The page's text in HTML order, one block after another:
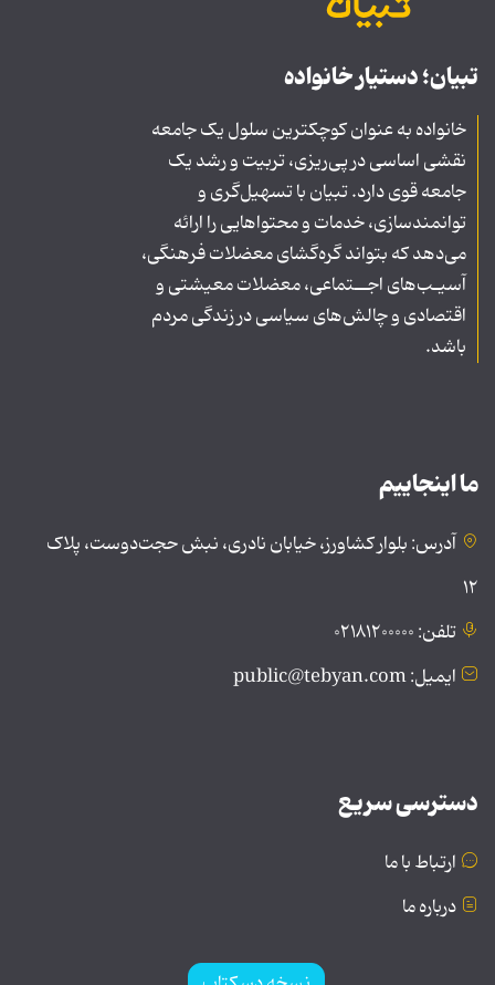
تبیان؛ دستیار خانواده
خانواده به عنوان کوچکترین سلول یک جامعه
نقشی اساسی در پی‌ریزی، تربیت و رشد یک
جامعه قوی دارد. تبیان با تسهیل‌گری و
توانمندسازی، خدمات و محتواهایی را ارائه
می‌دهد که بتواند گره‌گشای معضلات فرهنگی،
آسیـب‌های اجــتماعی، معضلات معیشتی و
اقتصادی و چالش‌های سیاسی در زندگی مردم
باشد.
ما اینجاییم
آدرس: بلوار کشاورز، خیابان نادری، نبش حجت‌دوست، پلاک
۱۲
تلفن: ۰۲۱۸۱۲۰۰۰۰۰
ایمیل: public@tebyan.com
دسترسی سریع
ارتباط با ما
درباره ما